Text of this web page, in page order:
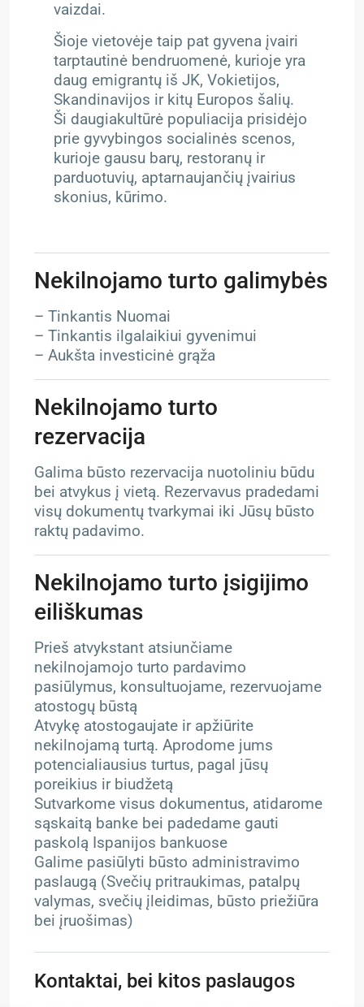
vaizdai.
Šioje vietovėje taip pat gyvena įvairi
tarptautinė bendruomenė, kurioje yra
daug emigrantų iš JK, Vokietijos,
Skandinavijos ir kitų Europos šalių.
Ši daugiakultūrė populiacija prisidėjo
prie gyvybingos socialinės scenos,
kurioje gausu barų, restoranų ir
parduotuvių, aptarnaujančių įvairius
skonius, kūrimo.
Nekilnojamo turto galimybės
– Tinkantis Nuomai
– Tinkantis ilgalaikiui gyvenimui
– Aukšta investicinė grąža
Nekilnojamo turto
rezervacija
Galima būsto rezervacija nuotoliniu būdu
bei atvykus į vietą. Rezervavus pradedami
visų dokumentų tvarkymai iki Jūsų būsto
raktų padavimo.
Nekilnojamo turto įsigijimo
eiliškumas
Prieš atvykstant atsiunčiame
nekilnojamojo turto pardavimo
pasiūlymus, konsultuojame, rezervuojame
atostogų būstą
Atvykę atostogaujate ir apžiūrite
nekilnojamą turtą. Aprodome jums
potencialiausius turtus, pagal jūsų
poreikius ir biudžetą
Sutvarkome visus dokumentus, atidarome
sąskaitą banke bei padedame gauti
paskolą Ispanijos bankuose
Galime pasiūlyti būsto administravimo
paslaugą (Svečių pritraukimas, patalpų
valymas, svečių įleidimas, būsto priežiūra
bei įruošimas)
Kontaktai, bei kitos paslaugos